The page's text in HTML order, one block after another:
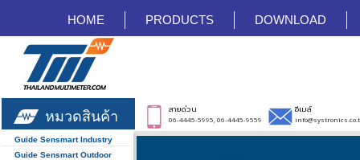
HOME PRODUCTS DOWNLOAD
หมวดสินค้า สายด่วน
06-4445-5995, 06-4445-9559
อีเมล์
Guide Sensmart Industry
Guide Sensmart Outdoor